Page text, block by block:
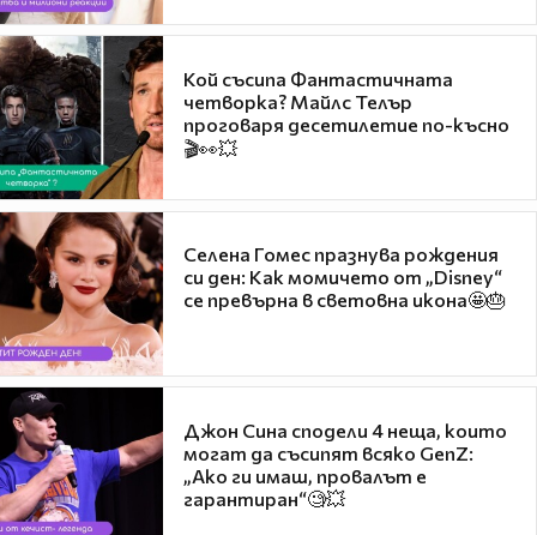
Кой съсипа Фантастичната
четворка? Майлс Телър
проговаря десетилетие по-късно
🎬👀💥
Селена Гомес празнува рождения
си ден: Как момичето от „Disney“
се превърна в световна икона🤩🎂
Джон Сина сподели 4 неща, които
могат да съсипят всяко GenZ:
„Ако ги имаш, провалът е
гарантиран“🧐💥